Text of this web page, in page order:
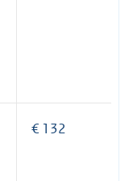
€ 132